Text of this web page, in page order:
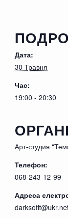
всем
спутает
Дата:
30 Травня
Час:
19:00 - 20:30
Арт-студия
Телефон:
068-243-12-99
Адреса